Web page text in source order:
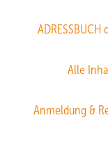
ADRESSBUCH
Alle
Anmeldung &